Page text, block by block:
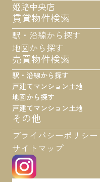
姫路中央店
賃貸物件検索
駅・沿線から探す
地図から探す
売買物件検索
駅・沿線から探す
戸建てマンション土地
地図から探す
戸建てマンション土地
その他
プライバシーポリシー
サイトマップ